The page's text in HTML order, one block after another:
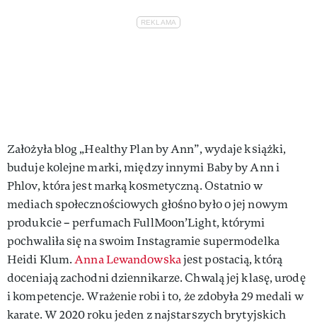
Założyła blog „Healthy Plan by Ann”, wydaje książki,
buduje kolejne marki, między innymi Baby by Ann i
Phlov, która jest marką kosmetyczną. Ostatnio w
mediach społecznościowych głośno było o jej nowym
produkcie – perfumach FullMoon’Light, którymi
pochwaliła się na swoim Instagramie supermodelka
Heidi Klum.Anna Lewandowskajest postacią, którą
doceniają zachodni dziennikarze. Chwalą jej klasę, urodę
i kompetencje. Wrażenie robi i to, że zdobyła 29 medali w
karate. W 2020 roku jeden z najstarszych brytyjskich